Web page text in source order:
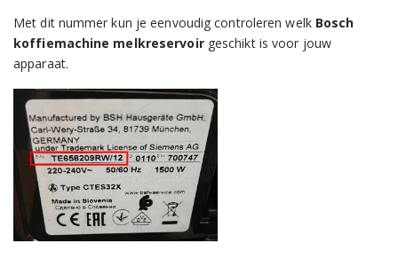
Met dit nummer kun je eenvoudig controleren welk Bosch
koffiemachine melkreservoirgeschikt is voor jouw
apparaat.